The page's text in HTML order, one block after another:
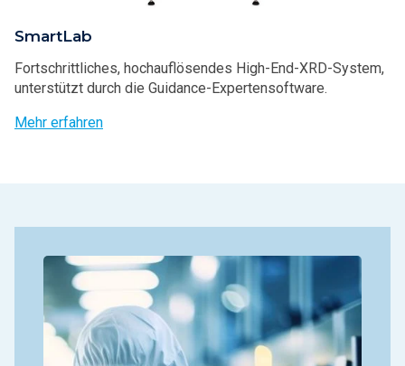
SmartLab
Fortschrittliches, hochauflösendes High-End-XRD-System,
unterstützt durch die Guidance-Expertensoftware.
Mehr erfahren